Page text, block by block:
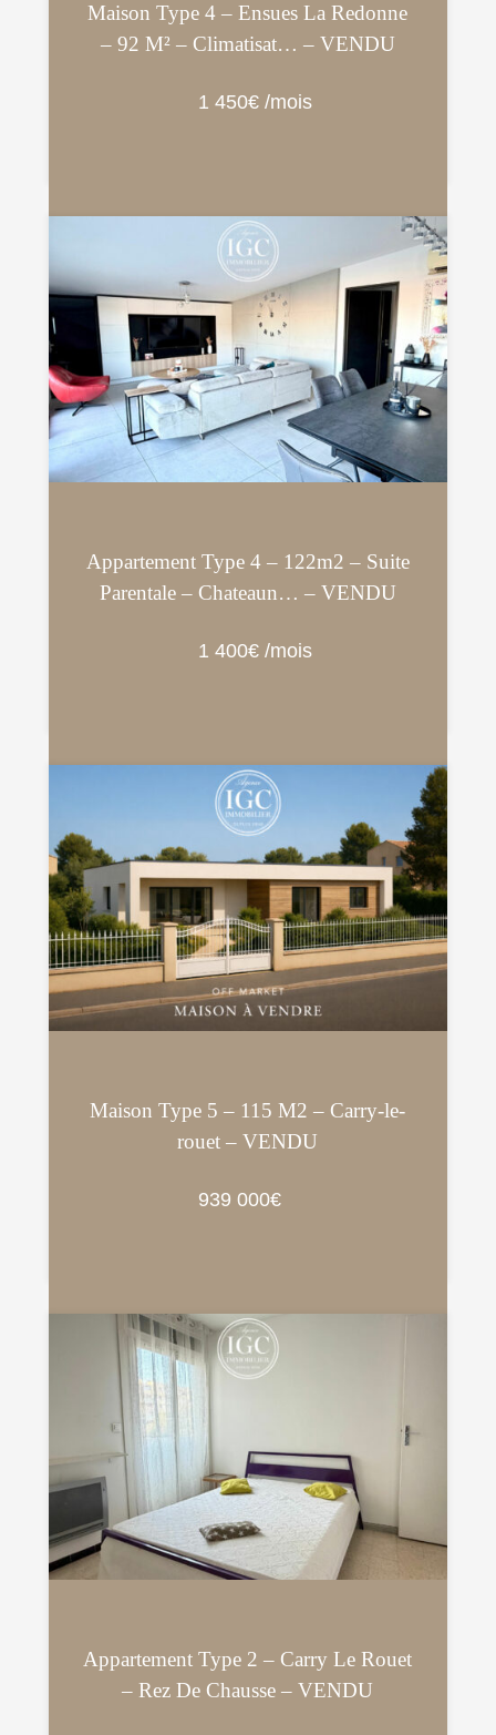
Maison Type 4 – Ensues La Redonne
– 92 M² – Climatisat… – VENDU
1 450€ /mois
Appartement Type 4 – 122m2 – Suite
Parentale – Chateaun… – VENDU
1 400€ /mois
Maison Type 5 – 115 M2 – Carry-le-
rouet – VENDU
939 000€
Appartement Type 2 – Carry Le Rouet
– Rez De Chausse – VENDU